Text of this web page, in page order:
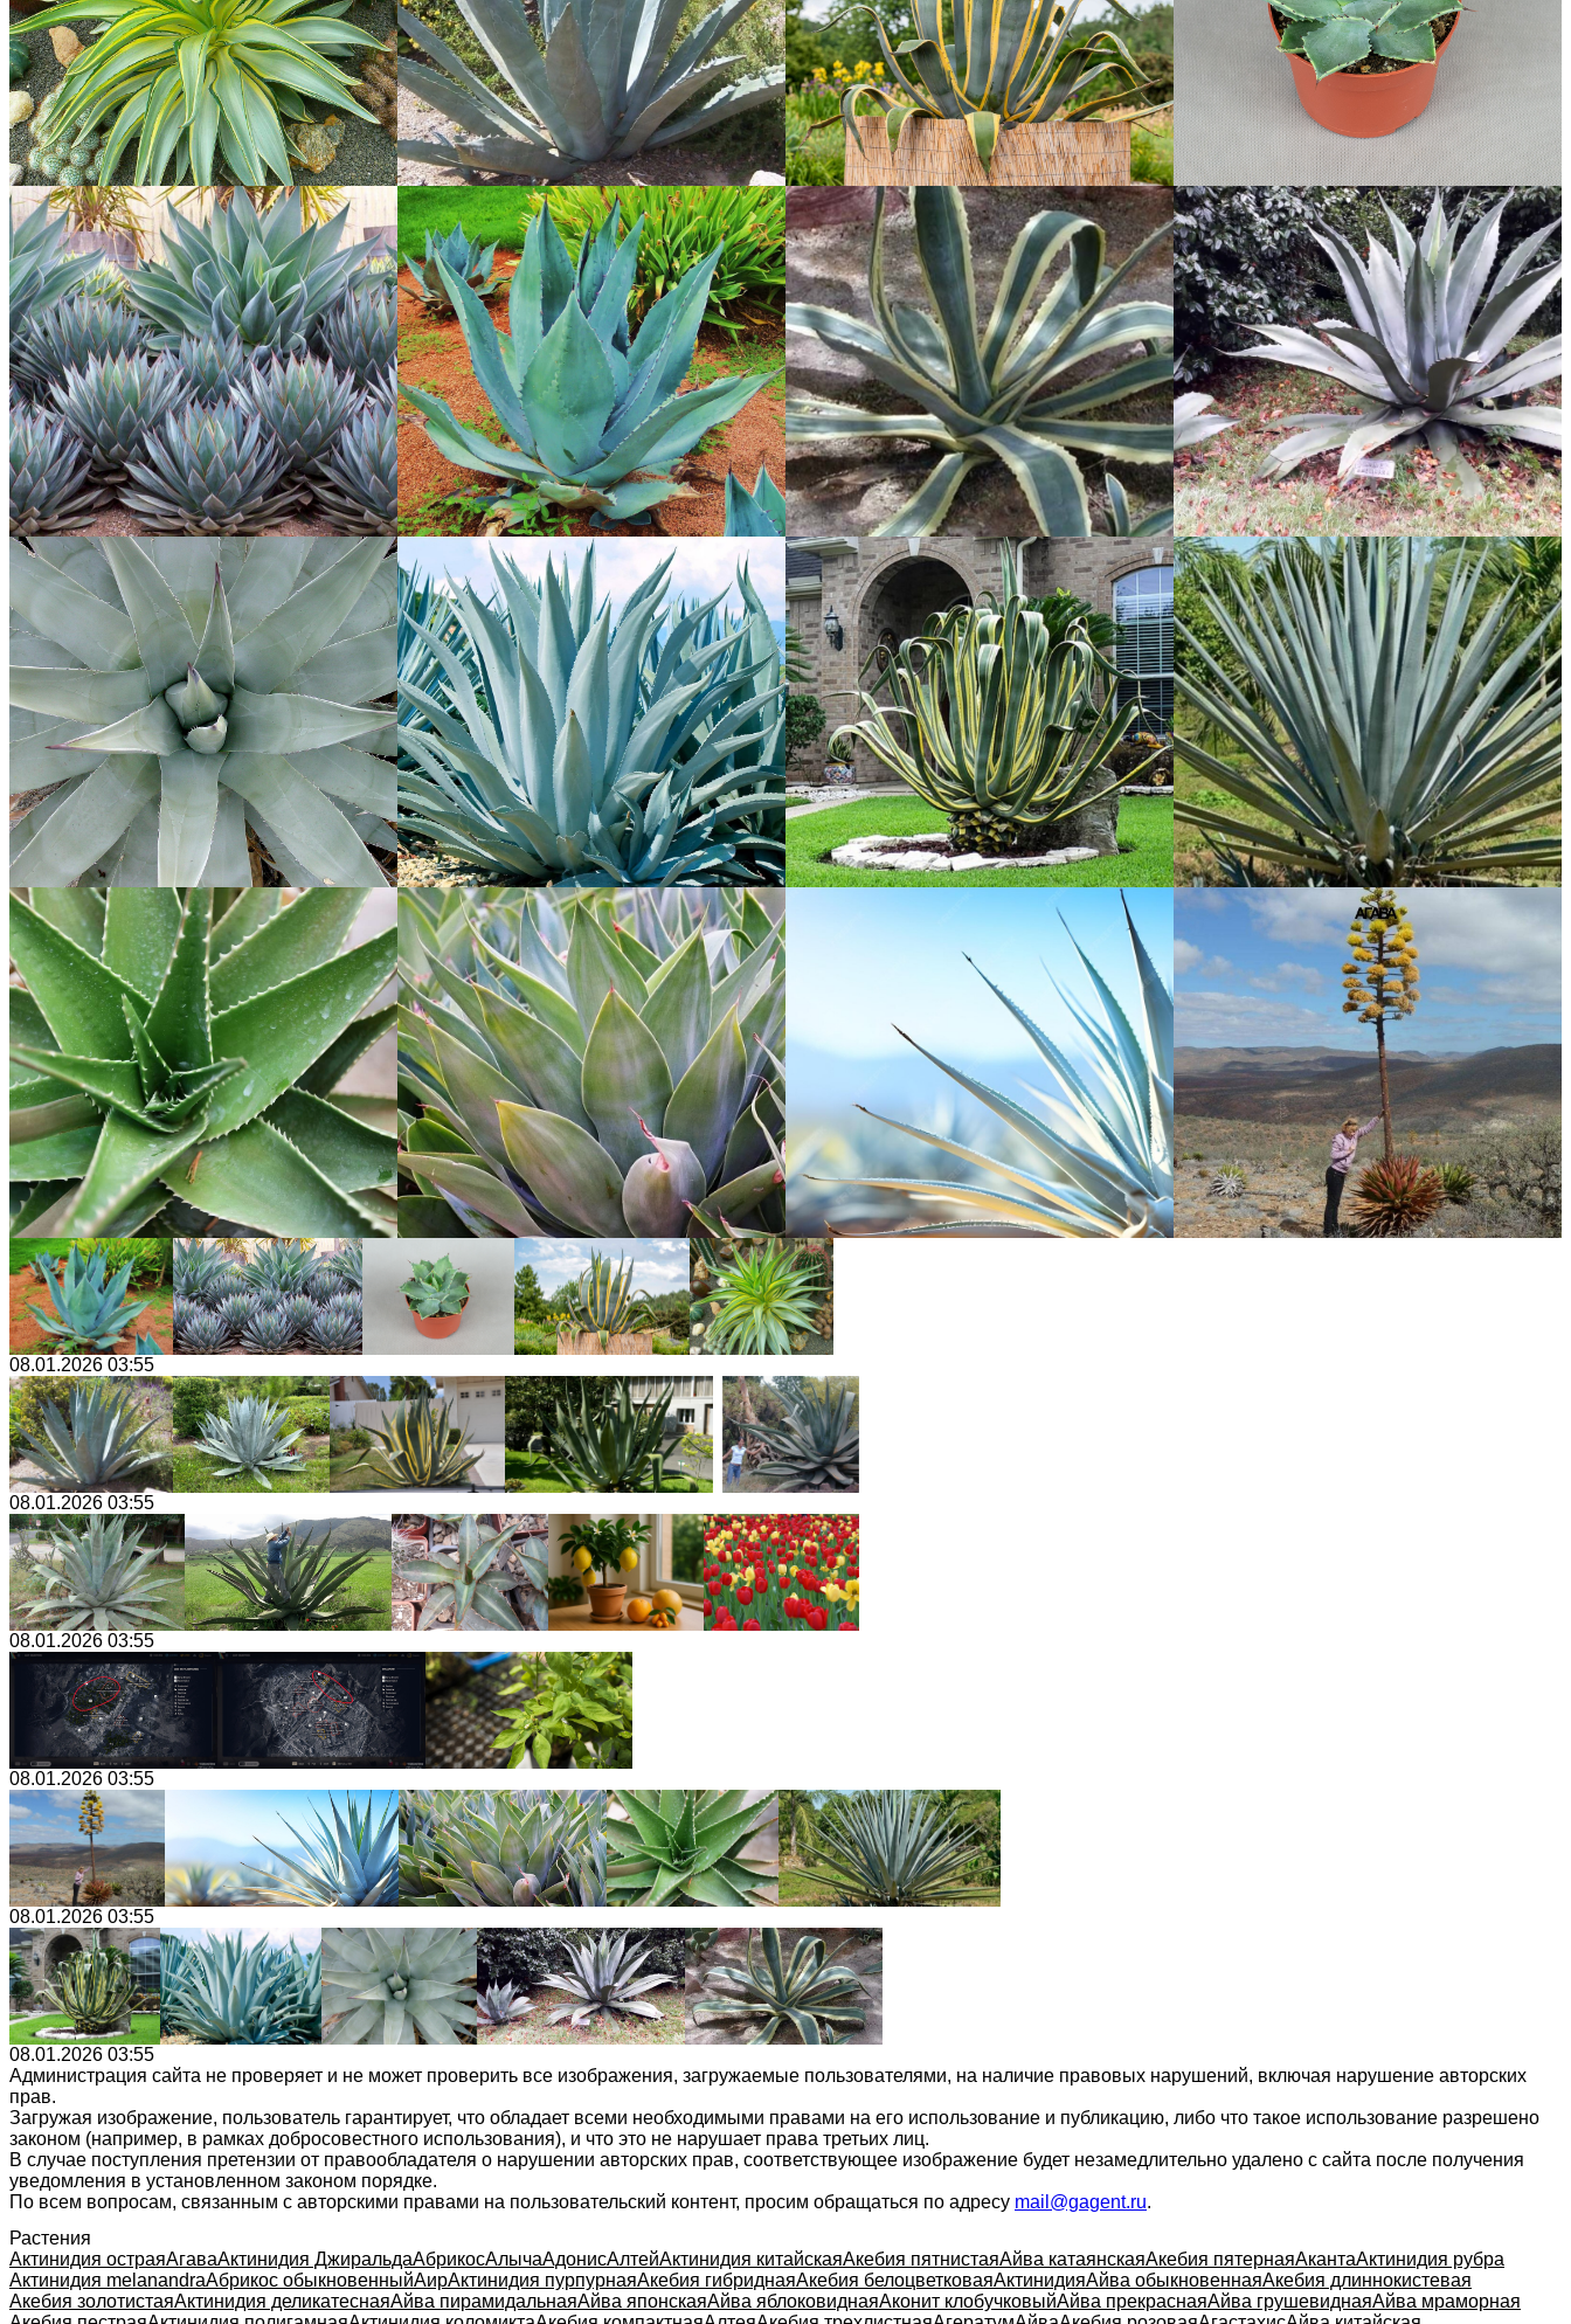
08.01.2026 03:55
08.01.2026 03:55
08.01.2026 03:55
08.01.2026 03:55
08.01.2026 03:55
08.01.2026 03:55
Администрация сайта не проверяет и не может проверить все изображения, загружаемые пользователями, на наличие правовых нарушений, включая нарушение авторских
прав.
Загружая изображение, пользователь гарантирует, что обладает всеми необходимыми правами на его использование и публикацию, либо что такое использование разрешено
законом (например, в рамках добросовестного использования), и что это не нарушает права третьих лиц.
В случае поступления претензии от правообладателя о нарушении авторских прав, соответствующее изображение будет незамедлительно удалено с сайта после получения
уведомления в установленном законом порядке.
По всем вопросам, связанным с авторскими правами на пользовательский контент, просим обращаться по адресу mail@gagent.ru.
Растения
Актинидия остраяАгаваАктинидия ДжиральдаАбрикосАлычаАдонисАлтейАктинидия китайскаяАкебия пятнистаяАйва катаянскаяАкебия пятернаяАкантаАктинидия рубра
Актинидия melanandraАбрикос обыкновенныйАирАктинидия пурпурнаяАкебия гибриднаяАкебия белоцветковаяАктинидияАйва обыкновеннаяАкебия длиннокистевая
Акебия золотистаяАктинидия деликатеснаяАйва пирамидальнаяАйва японскаяАйва яблоковиднаяАконит клобучковыйАйва прекраснаяАйва грушевиднаяАйва мраморная